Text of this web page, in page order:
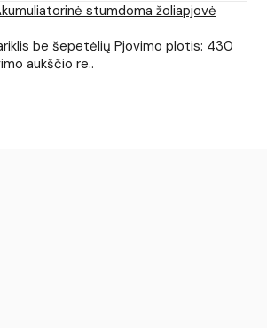
stumdoma žoliapjovė
be šepetėlių Pjovimo plotis: 430
aukščio re..